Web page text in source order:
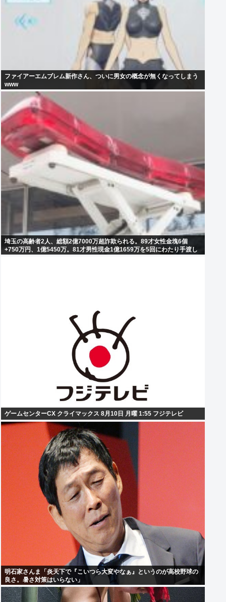
ファイアーエムブレム新作さん、ついに男女の概念が無くなってしまう
www
埼玉の高齢者2人、総額2億7000万超詐欺られる。89才女性金塊6個
+750万円、1億5450万。81才男性現金1億1659万を5回にわたり手渡し
ゲームセンターCX クライマックス 8月10日 月曜 1:55 フジテレビ
明石家さんま「炎天下で『こいつら大変やなぁ』というのが高校野球の
良さ。暑さ対策はいらない」